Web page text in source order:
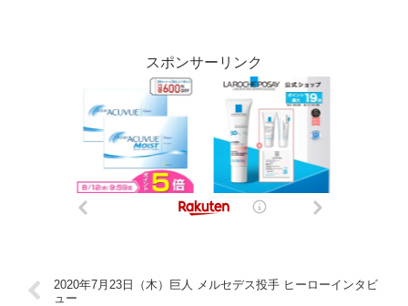
スポンサーリンク
2020年7月23日（木）巨人 メルセデス投手 ヒーローインタビ
ュー